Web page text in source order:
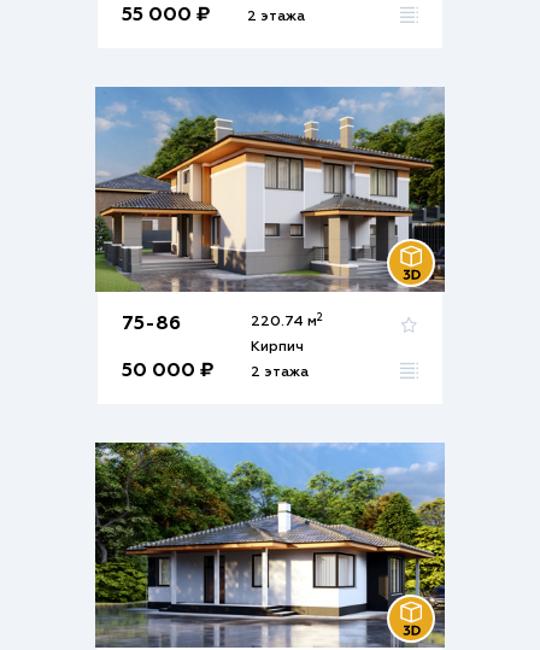
55 000 ₽ 2 этажа
75-86
50 000 ₽
220.74 м2
Кирпич
2 этажа